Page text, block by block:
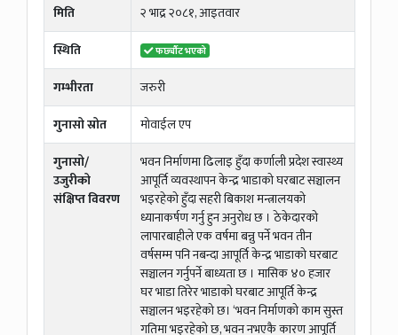
मिति
२ भाद्र २०८१, आइतवार
स्थिति
फर्छ्यौट भएको
गम्भीरता
जरुरी
गुनासो स्रोत
मोवाईल एप
गुनासो/
उजुरीको
संक्षिप्त विवरण
भवन निर्माणमा ढिलाइ हुँदा कर्णाली प्रदेश स्वास्थ्य
आपूर्ति व्यवस्थापन केन्द्र भाडाको घरबाट सञ्चालन
भइरहेको हुँदा सहरी बिकाश मन्त्रालयको
ध्यानाकर्षण गर्नु हुन अनुरोध छ । ठेकेदारको
लापारबाहीले एक वर्षमा बन्नु पर्ने भवन तीन
वर्षसम्म पनि नबन्दा आपूर्ति केन्द्र भाडाको घरबाट
सञ्चालन गर्नुपर्ने बाध्यता छ । मासिक ४० हजार
घर भाडा तिरेर भाडाको घरबाट आपूर्ति केन्द्र
सञ्चालन भइरहेको छ। ‘भवन निर्माणको काम सुस्त
गतिमा भइरहेको छ, भवन नभएकै कारण आपूर्ति